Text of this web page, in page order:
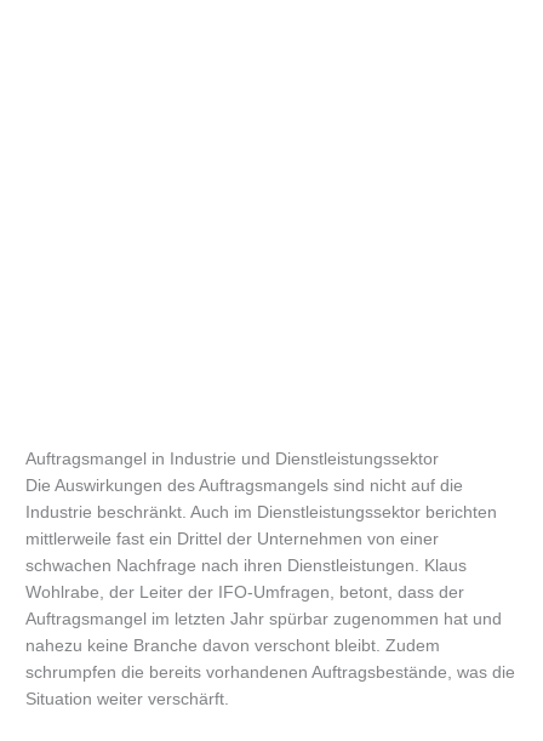
Auftragsmangel in Industrie und Dienstleistungssektor
Die Auswirkungen des Auftragsmangels sind nicht auf die
Industrie beschränkt. Auch im Dienstleistungssektor berichten
mittlerweile fast ein Drittel der Unternehmen von einer
schwachen Nachfrage nach ihren Dienstleistungen. Klaus
Wohlrabe, der Leiter der IFO-Umfragen, betont, dass der
Auftragsmangel im letzten Jahr spürbar zugenommen hat und
nahezu keine Branche davon verschont bleibt. Zudem
schrumpfen die bereits vorhandenen Auftragsbestände, was die
Situation weiter verschärft.